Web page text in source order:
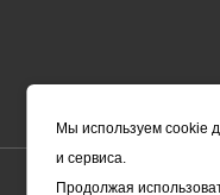
Цены, указанные на
Мы используем cookie
и сервиса.
Продолжая